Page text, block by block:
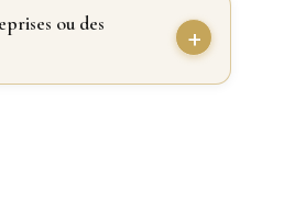
ou des